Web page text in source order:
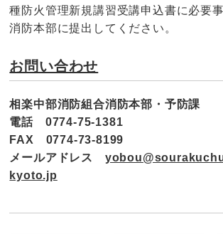
種防火管理新規講習受講申込書に必要
消防本部に提出してください。
お問い合わせ
相楽中部消防組合消防本部・予防課
電話 0774-75-1381
FAX 0774-73-8199
メールアドレス
kyoto.jp